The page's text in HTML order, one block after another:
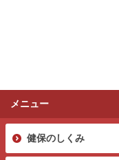
メニュー
健保のしくみ